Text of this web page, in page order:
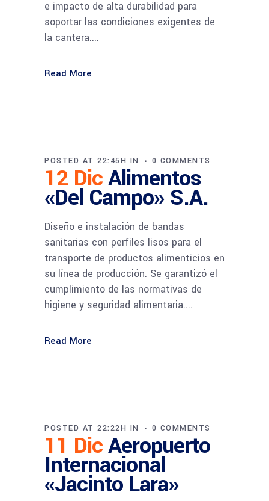
e impacto de alta durabilidad para
soportar las condiciones exigentes de
la cantera....
Read More
12 DicAlimentos
«Del Campo» S.A.
POSTED AT 22:45H IN 0 COMMENTS
Diseño e instalación de bandas
sanitarias con perfiles lisos para el
transporte de productos alimenticios en
su línea de producción. Se garantizó el
cumplimiento de las normativas de
higiene y seguridad alimentaria....
Read More
11 DicAeropuerto
Internacional
«Jacinto Lara»
POSTED AT 22:22H IN 0 COMMENTS